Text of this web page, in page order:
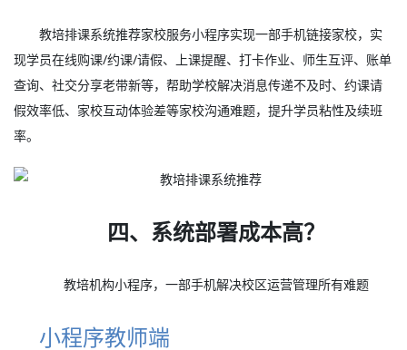
教培排课系统推荐家校服务小程序实现一部手机链接家校，实
现学员在线购课/约课/请假、上课提醒、打卡作业、师生互评、账单
查询、社交分享老带新等，帮助学校解决消息传递不及时、约课请
假效率低、家校互动体验差等家校沟通难题，提升学员粘性及续班
率。
四、系统部署成本高？
教培机构小程序，一部手机解决校区运营管理所有难题
小程序教师端